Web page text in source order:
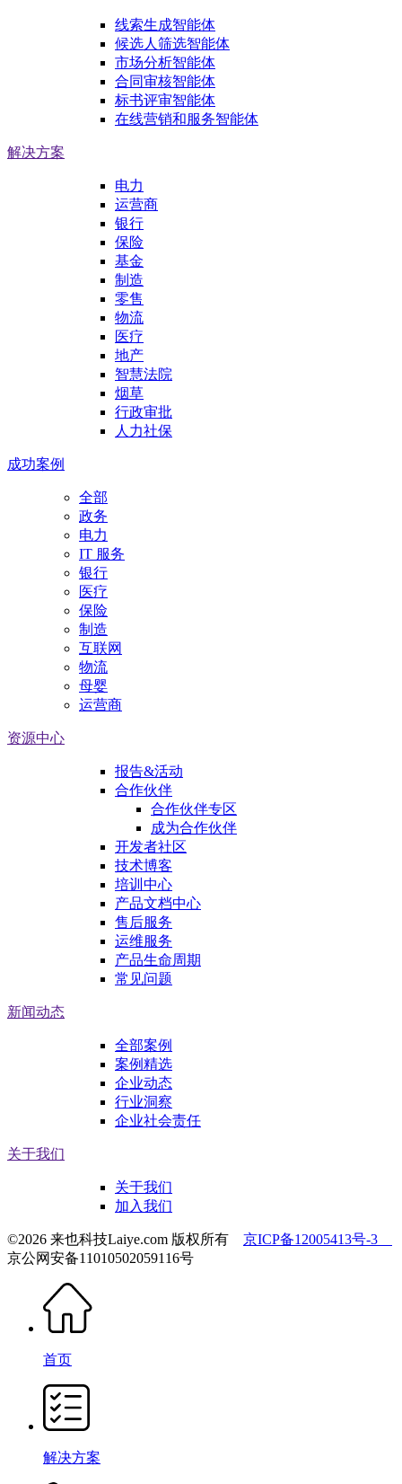
线索生成智能体
候选人筛选智能体
市场分析智能体
合同审核智能体
标书评审智能体
在线营销和服务智能体
解决方案
电力
运营商
银行
保险
基金
制造
零售
物流
医疗
地产
智慧法院
烟草
行政审批
人力社保
成功案例
全部
政务
电力
IT 服务
银行
医疗
保险
制造
互联网
物流
母婴
运营商
资源中心
报告&活动
合作伙伴
合作伙伴专区
成为合作伙伴
开发者社区
技术博客
培训中心
产品文档中心
售后服务
运维服务
产品生命周期
常见问题
新闻动态
全部案例
案例精选
企业动态
行业洞察
企业社会责任
关于我们
关于我们
加入我们
©2026 来也科技Laiye.com 版权所有 京ICP备12005413号-3
京公网安备11010502059116号
首页
解决方案